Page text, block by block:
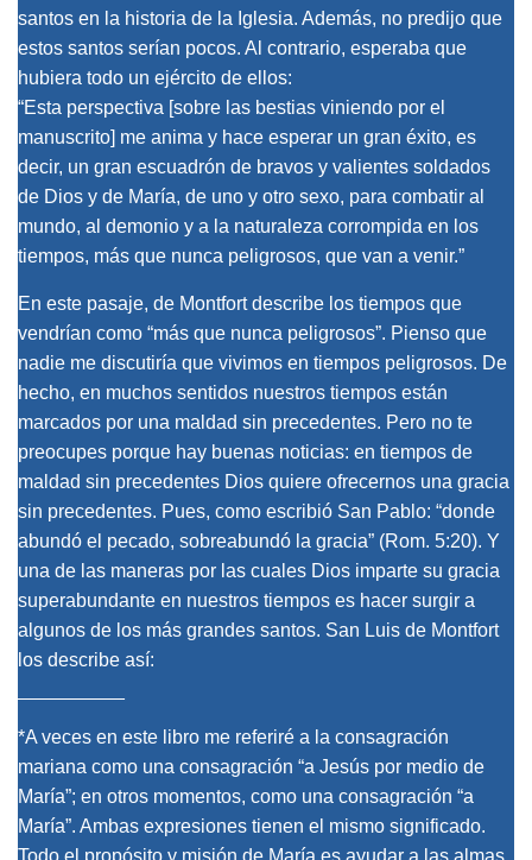
santos en la historia de la Iglesia. Además, no predijo que
estos santos serían pocos. Al contrario, esperaba que
hubiera todo un ejército de ellos:
“Esta perspectiva [sobre las bestias viniendo por el
manuscrito] me anima y hace esperar un gran éxito, es
decir, un gran escuadrón de bravos y valientes soldados
de Dios y de María, de uno y otro sexo, para combatir al
mundo, al demonio y a la naturaleza corrompida en los
tiempos, más que nunca peligrosos, que van a venir.”
En este pasaje, de Montfort describe los tiempos que
vendrían como “más que nunca peligrosos”. Pienso que
nadie me discutiría que vivimos en tiempos peligrosos. De
hecho, en muchos sentidos nuestros tiempos están
marcados por una maldad sin precedentes. Pero no te
preocupes porque hay buenas noticias: en tiempos de
maldad sin precedentes Dios quiere ofrecernos una gracia
sin precedentes. Pues, como escribió San Pablo: “donde
abundó el pecado, sobreabundó la gracia” (Rom. 5:20). Y
una de las maneras por las cuales Dios imparte su gracia
superabundante en nuestros tiempos es hacer surgir a
algunos de los más grandes santos. San Luis de Montfort
los describe así:
*A veces en este libro me referiré a la consagración
mariana como una consagración “a Jesús por medio de
María”; en otros momentos, como una consagración “a
María”. Ambas expresiones tienen el mismo significado.
Todo el propósito y misión de María es ayudar a las almas